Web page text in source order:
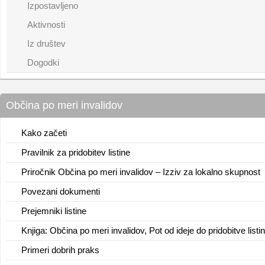
Izpostavljeno
Aktivnosti
Iz društev
Dogodki
Občina po meri invalidov
Kako začeti
Pravilnik za pridobitev listine
Priročnik Občina po meri invalidov – Izziv za lokalno skupnost
Povezani dokumenti
Prejemniki listine
Knjiga: Občina po meri invalidov, Pot od ideje do pridobitve
Primeri dobrih praks